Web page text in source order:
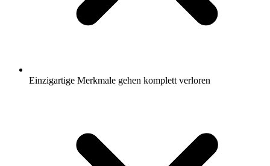
Einzigartige Merkmale gehen komplett verloren